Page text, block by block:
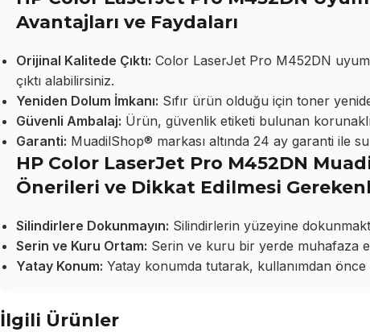
Avantajları ve Faydaları
Orijinal Kalitede Çıktı: Color LaserJet Pro M452DN
çıktı alabilirsiniz.
Yeniden Dolum İmkanı: Sıfır ürün olduğu için toner
Güvenli Ambalaj: Ürün, güvenlik etiketi bulunan
Garanti: MuadilShop® markası altında 24 ay garanti ile
HP Color LaserJet Pro M452DN
Önerileri ve Dikkat Edilmesi
Silindirlere Dokunmayın: Silindirlerin yüzeyine
Serin ve Kuru Ortam: Serin ve kuru bir yerde muhafaza
Yatay Konum: Yatay konumda tutarak, kullanımdan önce
İlgili Ürünler